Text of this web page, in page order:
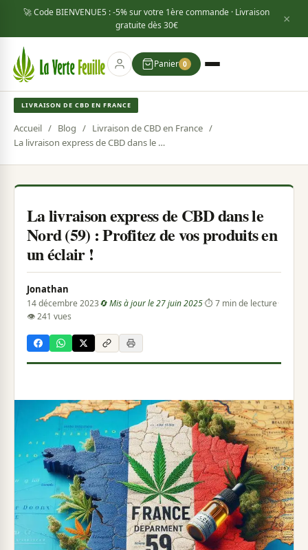
🚀 Code BIENVENUE5 : -5% sur votre 1ère commande · Livraison
gratuite dès 30€ ×
Panier 0
LIVRAISON DE CBD EN FRANCE
Accueil / Blog / Livraison de CBD en France /
La livraison express de CBD dans le Nord (59) : Profitez de vos produits en un éclair !
La livraison express de CBD dans le
Nord (59) : Profitez de vos produits en
un éclair !
Jonathan
14 décembre 2023🔄 Mis à jour le 27 juin 2025·⏱ 7 min de lecture·
👁 241 vues